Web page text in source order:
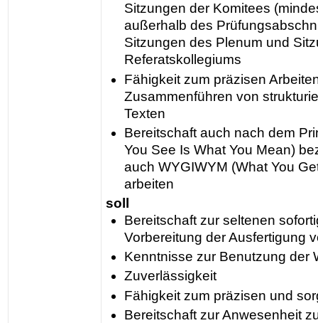
Sitzungen der Komitees
außerhalb des
Sitzungen des Plenum und
Referatskollegiums
Fähigkeit zum präzisen
Zusammenführen von
Texten
Bereitschaft auch nach dem
You See Is What You Mean)
auch WYGIWYM (What You
arbeiten
soll
Bereitschaft zur seltenen
Vorbereitung der Ausfertigung
Kenntnisse zur Benutzung der
Zuverlässigkeit
Fähigkeit zum präzisen und
Bereitschaft zur Anwesenheit